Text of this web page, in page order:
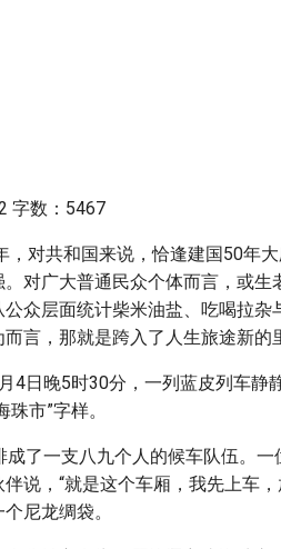
字数：5467
，对共和国来说，恰逢建国50年
对广大普通民众个体而言，或生
众层面统计柴米油盐、吃喝拉
言，那就是跨入了人生旅途新的
4日晚5时30分，一列蓝皮列车静
市”字样。
了一支八九个人的候车队伍。
说，“就是这个车厢，我先上车
尼龙绸袋。